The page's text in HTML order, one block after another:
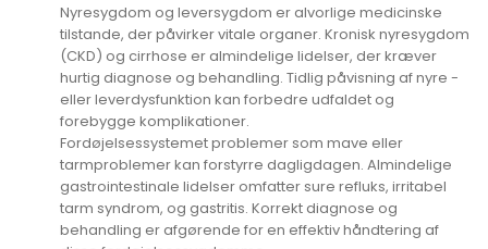
Nyresygdom og leversygdom er alvorlige medicinske
tilstande, der påvirker vitale organer. Kronisk nyresygdom
(CKD) og cirrhose er almindelige lidelser, der kræver
hurtig diagnose og behandling. Tidlig påvisning af nyre -
eller leverdysfunktion kan forbedre udfaldet og
forebygge komplikationer.
Fordøjelsessystemet problemer som mave eller
tarmproblemer kan forstyrre dagligdagen. Almindelige
gastrointestinale lidelser omfatter sure refluks, irritabel
tarm syndrom, og gastritis. Korrekt diagnose og
behandling er afgørende for en effektiv håndtering af